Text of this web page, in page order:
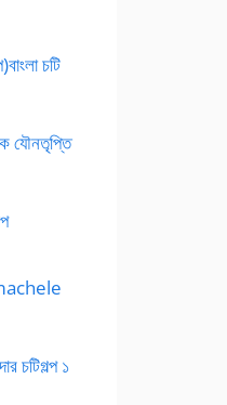
চটি
যৌনতৃপ্তি
চটিগল্প ১